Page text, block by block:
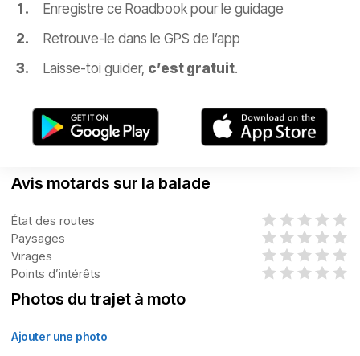
Enregistre ce Roadbook pour le guidage
Retrouve-le dans le GPS de l’app
Laisse-toi guider, c’est gratuit.
Avis motards sur la balade
État des routes
Paysages
Virages
Points d’intérêts
Photos du trajet à moto
Ajouter une photo